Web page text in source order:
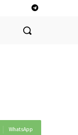
WhatsApp